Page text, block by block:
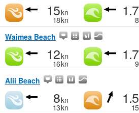
15kn
18kn
1.7
8
Waimea Beach
12kn
16kn
1.7
9
Alii Beach
8kn
13kn
1.5
15